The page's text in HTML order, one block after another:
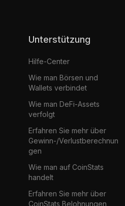
Unterstützung
Hilfe-Center
Wie man Börsen und
Wallets verbindet
Wie man DeFi-Assets
verfolgt
Erfahren Sie mehr über
Gewinn-/Verlustberechnun
gen
Wie man auf CoinStats
handelt
Erfahren Sie mehr über
CoinStats Belohnungen